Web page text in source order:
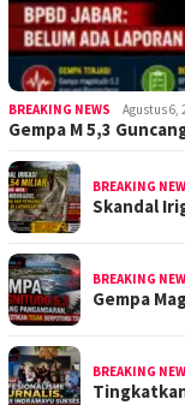
BREAKING NEWS Agustus 6,
Gempa M 5,3
BREAKING
Skandal
BREAKING
Gempa
BREAKING